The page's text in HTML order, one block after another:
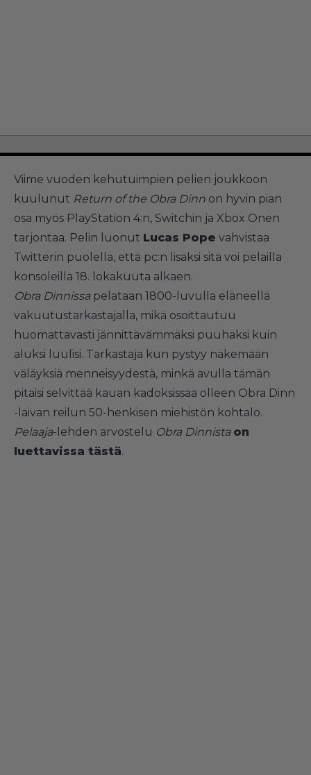
Viime vuoden kehutuimpien pelien joukkoon
kuulunut Return of the Obra Dinn on hyvin pian
osa myös PlayStation 4:n, Switchin ja Xbox Onen
tarjontaa. Pelin luonut Lucas Pope vahvistaa
Twitterin puolella, että pc:n lisäksi sitä voi pelailla
konsoleilla 18. lokakuuta alkaen.
Obra Dinnissa pelataan 1800-luvulla eläneellä
vakuutustarkastajalla, mikä osoittautuu
huomattavasti jännittävämmäksi puuhaksi kuin
aluksi luulisi. Tarkastaja kun pystyy näkemään
väläyksiä menneisyydestä, minkä avulla tämän
pitäisi selvittää kauan kadoksissaa olleen Obra Dinn
-laivan reilun 50-henkisen miehistön kohtalo.
Pelaaja-lehden arvostelu Obra Dinnista on
luettavissa tästä.